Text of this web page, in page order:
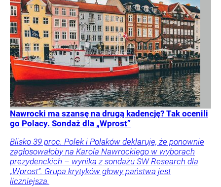
Nawrocki ma szansę na drugą kadencję? Tak ocenili
go Polacy. Sondaż dla „Wprost”
Blisko 39 proc. Polek i Polaków deklaruje, że ponownie
zagłosowałoby na Karola Nawrockiego w wyborach
prezydenckich – wynika z sondażu SW Research dla
„Wprost”. Grupa krytyków głowy państwa jest
liczniejsza.